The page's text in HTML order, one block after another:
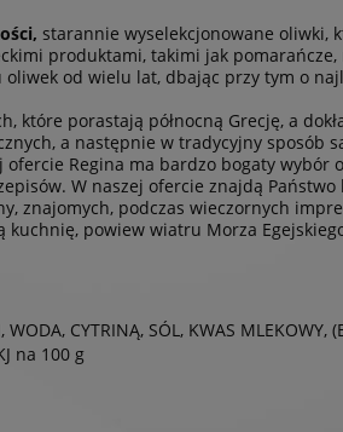
starannie wyselekcjonowane oliwki,
produktami, takimi jak pomarańcze,
od wielu lat, dbając przy tym o
które porastają północną Grecję, a
a następnie w tradycyjny sposób
ofercie Regina ma bardzo bogaty
W naszej ofercie znajdą
znajomych, podczas wieczornych
kuchnię, powiew wiatru Morza
CYTRINĄ, SÓL, KWAS MLEKOWY,
na 100 g